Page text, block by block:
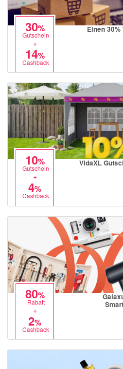
30%
Gutschein
+
14%
Cashback
Einen
10%
Gutschein
+
4%
Cashback
VidaXL
80%
Rabatt
+
2%
Cashback